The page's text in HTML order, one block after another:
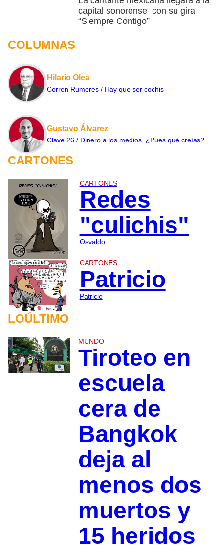
capital sonorense con su gira
“Siempre Contigo”
COLUMNAS
Hilario Olea
Corren Rumores / Hay que ser cochis
Gustavo Álvarez
Clave 26 / Dinero a los medios, ¿Pues qué creías?
CARTONES
CARTONES
Redes
"culichis"
Osvaldo
CARTONES
Patricio
Patricio
LOÚLTIMO
MUNDO
Tiroteo en
escuela
cera de
Bangkok
deja al
menos dos
muertos y
15 heridos